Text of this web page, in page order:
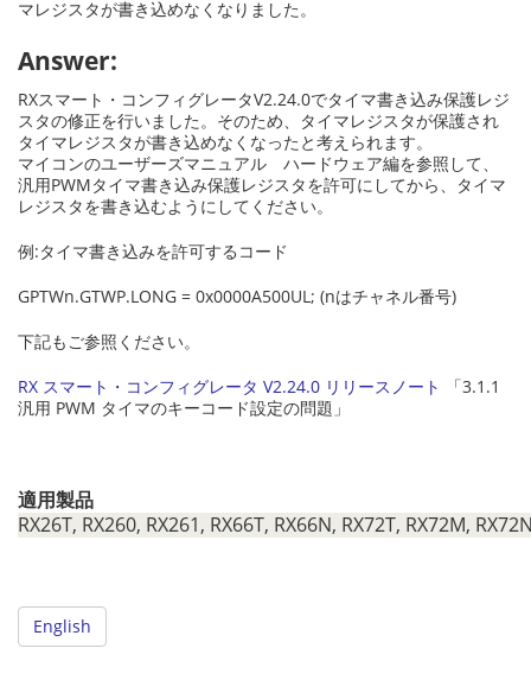
マレジスタが書き込めなくなりました。
Answer:
RXスマート・コンフィグレータV2.24.0でタイマ書き込み保護レジ
スタの修正を行いました。そのため、タイマレジスタが保護され
タイマレジスタが書き込めなくなったと考えられます。
マイコンのユーザーズマニュアル ハードウェア編を参照して、
汎用PWMタイマ書き込み保護レジスタを許可にしてから、タイマ
レジスタを書き込むようにしてください。
例:タイマ書き込みを許可するコード
GPTWn.GTWP.LONG = 0x0000A500UL; (nはチャネル番号)
下記もご参照ください。
RX スマート・コンフィグレータ V2.24.0 リリースノート
「3.1.1
汎用 PWM タイマのキーコード設定の問題」
適用製品
RX26T, RX260, RX261, RX66T, RX66N, RX72T, RX72M,
English